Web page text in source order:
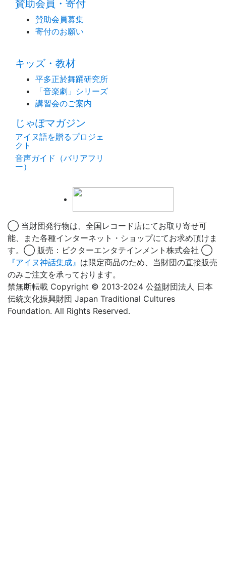
賛助会員・寄付
賛助会員募集
寄付のお願い
キッズ・教材
平多正於舞踊研究所
「音楽劇」シリーズ
講習会のご案内
じゃぽマガジン
アイヌ語を贈るプロジェ
クト
音声ガイド（バリアフリ
ー）
◯ 当財団発行物は、全国レコード店にてお取り寄せ可
能、また各種インターネット・ショップにてお求め頂けま
す。◯ 販売：ビクターエンタテインメント株式会社 ◯
『アイヌ神話集成』 は限定商品のため、当財団の直接販売
のみご注文を承っております。
禁無断転載 Copyright © 2013-2024 公益財団法人 日本
伝統文化振興財団 Japan Traditional Cultures
Foundation. All Rights Reserved.